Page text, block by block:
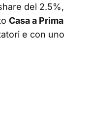
del 2.5%,
Casa a Prima
e con uno